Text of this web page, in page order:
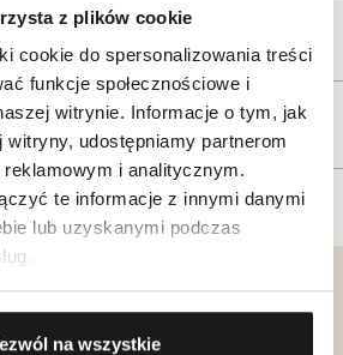
z plików cookie
cookie do spersonalizowania treści
funkcje społecznościowe i
witrynie. Informacje o tym, jak
udostępniamy partnerom
reklamowym i analitycznym.
te informacje z innymi danymi
lub uzyskanymi podczas
na wszystkie